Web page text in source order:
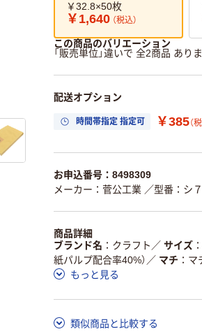
￥32.8×50枚
￥1,640 （税込）
この商品のバリエーション
「販売単位」違いで 全2商品 ありま
配送オプション
時間帯指定 指定可 ￥385（
お申込番号：8498309
メーカー：菅公工業 ／型番：シ
商品詳細
ブランド名
クラフト ／ サイズ
紙パルプ配合率40%） ／ マチ
マ
もっと見る
類似商品と比較する